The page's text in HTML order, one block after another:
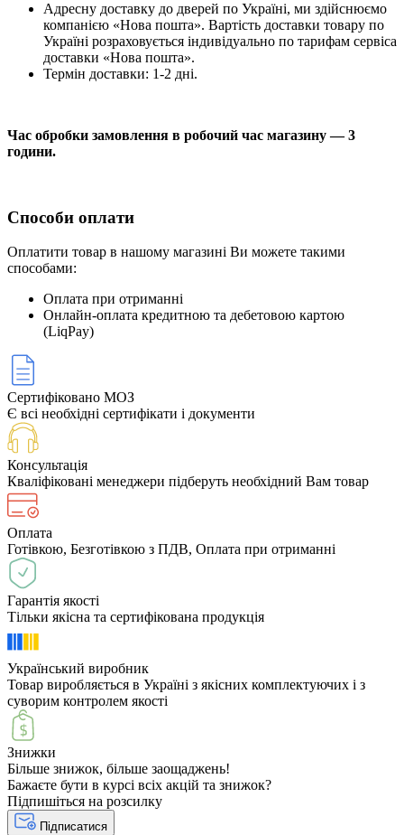
Адресну доставку до дверей по Україні, ми здійснюємо
компанією «Нова пошта». Вартість доставки товару по
Україні розраховується індивідуально по тарифам сервіса
доставки «Нова пошта».
Термін доставки: 1-2 дні.
Час обробки замовлення в робочий час магазину — 3
години.
Способи оплати
Оплатити товар в нашому магазині Ви можете такими
способами:
Оплата при отриманні
Онлайн-оплата кредитною та дебетовою картою
(LiqPay)
Сертифіковано МОЗ
Є всі необхідні сертифікати і документи
Консультація
Кваліфіковані менеджери підберуть необхідний Вам товар
Оплата
Готівкою, Безготівкою з ПДВ, Оплата при отриманні
Гарантія якості
Тільки якісна та сертифікована продукція
Український виробник
Товар виробляється в Україні з якісних комплектуючих і з
суворим контролем якості
Знижки
Більше знижок, більше заощаджень!
Бажаєте бути в курсі всіх акцій та знижок?
Підпишіться на розсилку
Підписатися